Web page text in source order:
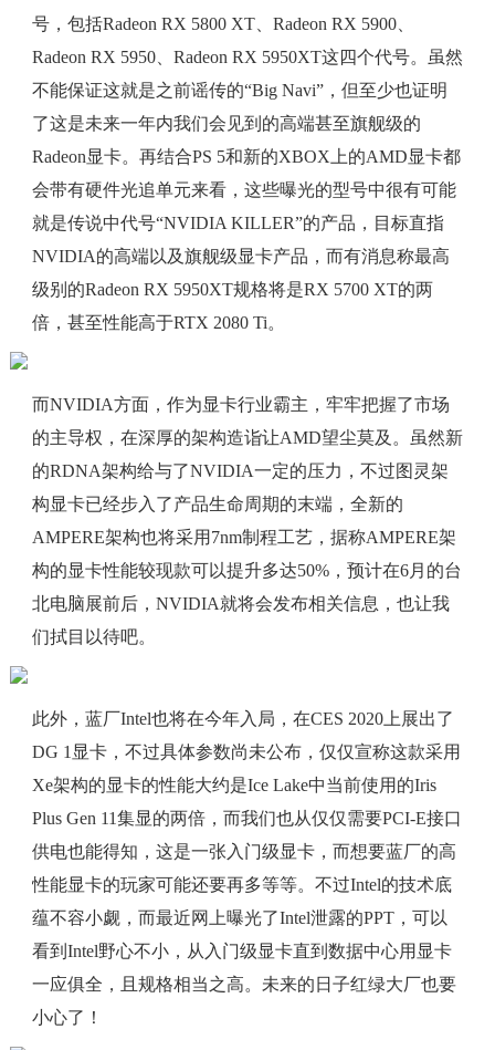
号，包括Radeon RX 5800 XT、Radeon RX 5900、
Radeon RX 5950、Radeon RX 5950XT这四个代号。虽然
不能保证这就是之前谣传的“Big Navi”，但至少也证明
了这是未来一年内我们会见到的高端甚至旗舰级的
Radeon显卡。再结合PS 5和新的XBOX上的AMD显卡都
会带有硬件光追单元来看，这些曝光的型号中很有可能
就是传说中代号“NVIDIA KILLER”的产品，目标直指
NVIDIA的高端以及旗舰级显卡产品，而有消息称最高
级别的Radeon RX 5950XT规格将是RX 5700 XT的两
倍，甚至性能高于RTX 2080 Ti。
而NVIDIA方面，作为显卡行业霸主，牢牢把握了市场
的主导权，在深厚的架构造诣让AMD望尘莫及。虽然新
的RDNA架构给与了NVIDIA一定的压力，不过图灵架
构显卡已经步入了产品生命周期的末端，全新的
AMPERE架构也将采用7nm制程工艺，据称AMPERE架
构的显卡性能较现款可以提升多达50%，预计在6月的台
北电脑展前后，NVIDIA就将会发布相关信息，也让我
们拭目以待吧。
此外，蓝厂Intel也将在今年入局，在CES 2020上展出了
DG 1显卡，不过具体参数尚未公布，仅仅宣称这款采用
Xe架构的显卡的性能大约是Ice Lake中当前使用的Iris
Plus Gen 11集显的两倍，而我们也从仅仅需要PCI-E接口
供电也能得知，这是一张入门级显卡，而想要蓝厂的高
性能显卡的玩家可能还要再多等等。不过Intel的技术底
蕴不容小觑，而最近网上曝光了Intel泄露的PPT，可以
看到Intel野心不小，从入门级显卡直到数据中心用显卡
一应俱全，且规格相当之高。未来的日子红绿大厂也要
小心了！